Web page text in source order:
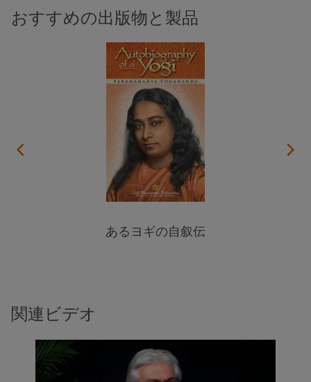
いった、最も高貴な目標を達成するための神聖な力
が秘められています。瞑想を通じて神の意志と同調
することで、魂の幸福と安らぎを軸とした、真に成
功した人生を築くことができます。この講話は、
1995年にロサンゼルスで開催された SRF ワール
ド・コンボケーションで録音されました。
おすすめの出版物と製品
あるヨギの自叙伝
関連ビデオ